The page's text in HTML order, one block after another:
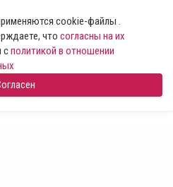
cookie-файлы .
что согласны на их
сполитикой в отношении